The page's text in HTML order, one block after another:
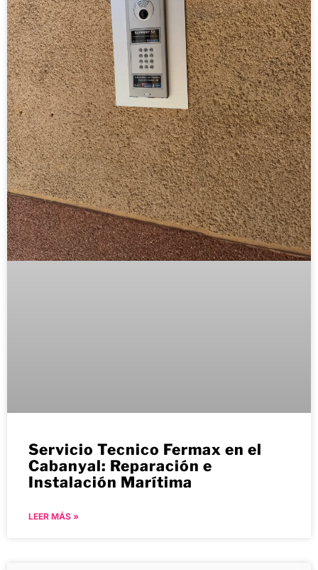
Servicio Tecnico Fermax en el
Cabanyal: Reparación e
Instalación Marítima
LEER MÁS »